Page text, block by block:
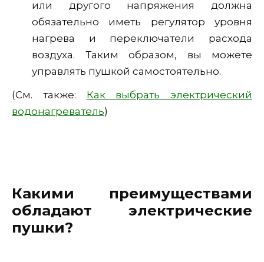
или другого напряжения должна
обязательно иметь регулятор уровня
нагрева и переключатели расхода
воздуха. Таким образом, вы можете
управлять пушкой самостоятельно.
(См. также: Как выбрать электрический
водонагреватель)
Какими преимуществами
обладают электрические
пушки?